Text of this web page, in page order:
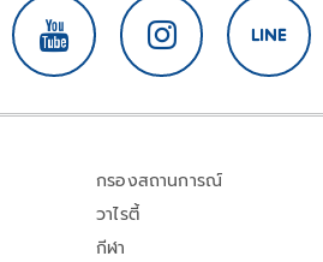
กรองสถานการณ์
วาไรตี้
กีฬา